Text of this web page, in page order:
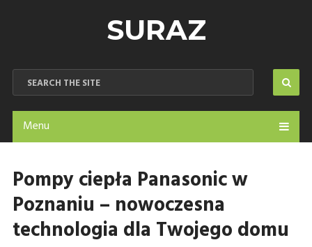
SURAZ
Menu
Pompy ciepła Panasonic w
Poznaniu – nowoczesna
technologia dla Twojego domu